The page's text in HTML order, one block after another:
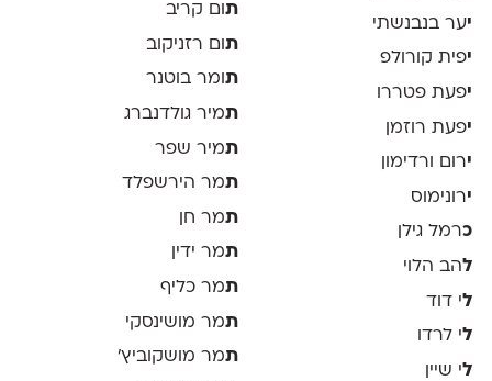
יער בנבנשתי
יפית קורולפ
יפעת פטררו
יפעת רוזמן
ירום ורדימון
ירונימוס
כרמל גילן
להב הלוי
לי דוד
לי לרדו
לי שיין
תום קריב
ת ום רזניקוב
תומר בוטנר
תמיר גולדנברג
תמיר שפר
תמר הירשפלד
תמר חן
תמר ידין
תמר כליף
תמר מושינסקי
תמר מושקוביץ'